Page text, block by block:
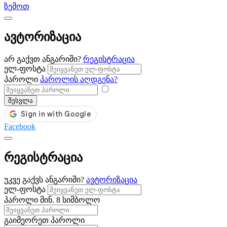
ზემოთ
ავტორიზაცია
არ გაქვთ ანგარიში? რეგისტრაცია
ელ-ფოსტა
პაროლი პაროლის აღდგენა?
შესვლა
Facebook
რეგისტრაცია
უკვე გაქვს ანგარიში? ავტორიზაცია
ელ-ფოსტა
პაროლი მინ. 8 სიმბოლო
გაიმეორეთ პაროლი